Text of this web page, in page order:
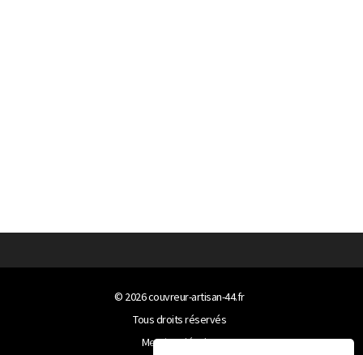
© 2026couvreur-artisan-44.fr
Tous droits réservés
Mentions légales